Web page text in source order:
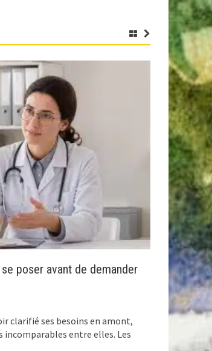
poser avant de demander
clarifié ses besoins en amont,
incomparables entre elles. Les